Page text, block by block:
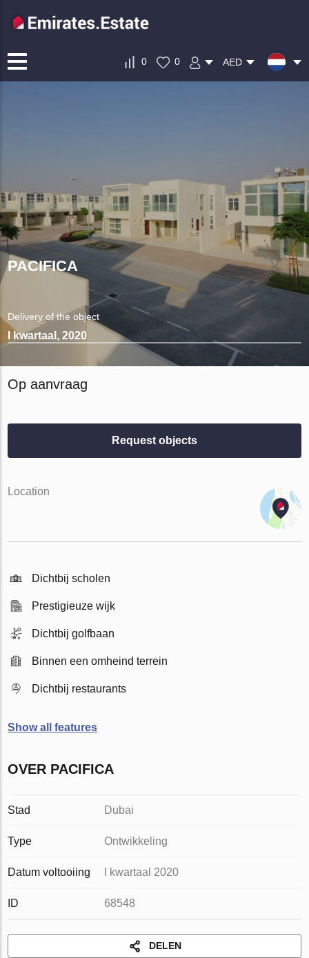
0 0 AED
PACIFICA
Delivery of the object
I kwartaal, 2020
Op aanvraag
Request objects
Location
Dichtbij scholen
Prestigieuze wijk
Dichtbij golfbaan
Binnen een omheind terrein
Dichtbij restaurants
Show all features
OVER PACIFICA
Stad Dubai
Type Ontwikkeling
Datum voltooiing I kwartaal 2020
ID 68548
DELEN